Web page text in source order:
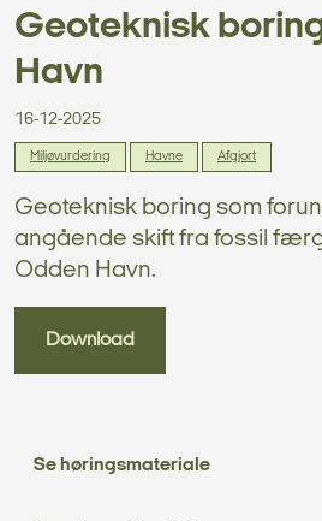
Geoteknisk
Havn
16-12-2025
Miljøvurdering Havne Afgjort
Geoteknisk boring som
angående skift fra fossil
Odden Havn.
Download
Se høringsmateriale